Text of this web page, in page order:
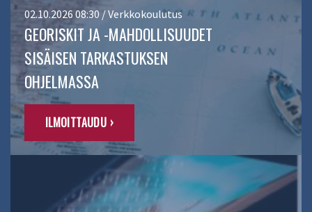
02.10.2026 08:30 / Verkkokoulutus
GEORISKIT JA -MAHDOLLISUUDET
SISÄISEN TARKASTUKSEN
OHJELMASSA
ILMOITTAUDU ›